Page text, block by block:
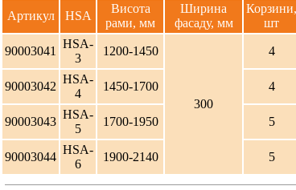
Артикул HSA
Висота
рами, мм
Ширина
фасаду, мм
Корзини,
шт
90003041
HSA-
3
1200-1450
300
4
90003042
HSA-
4
1450-1700 4
90003043
HSA-
5
1700-1950 5
90003044
HSA-
6
1900-2140 5